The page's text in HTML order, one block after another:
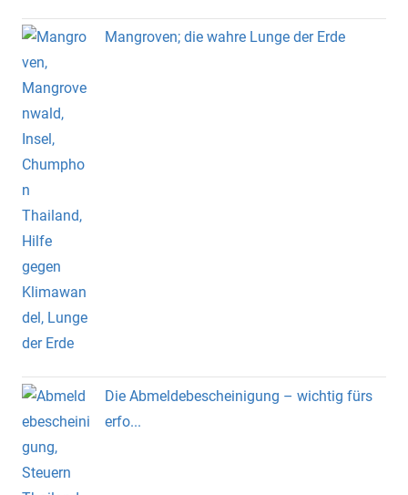
Mangroven; die wahre Lunge der Erde
Die Abmeldebescheinigung – wichtig fürs
erfo...